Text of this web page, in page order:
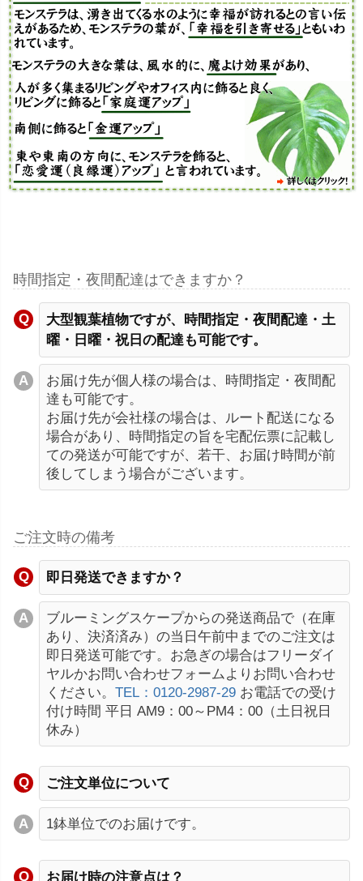
時間指定・夜間配達はできますか？
大型観葉植物ですが、時間指定・夜間配達・土
曜・日曜・祝日の配達も可能です。
お届け先が個人様の場合は、時間指定・夜間配
達も可能です。
お届け先が会社様の場合は、ルート配送になる
場合があり、時間指定の旨を宅配伝票に記載し
ての発送が可能ですが、若干、お届け時間が前
後してしまう場合がございます。
ご注文時の備考
即日発送できますか？
ブルーミングスケープからの発送商品で（在庫
あり、決済済み）の当日午前中までのご注文は
即日発送可能です。お急ぎの場合はフリーダイ
ヤルかお問い合わせフォームよりお問い合わせ
ください。 TEL：0120-2987-29 お電話での受け
付け時間 平日 AM9：00～PM4：00（土日祝日
休み）
ご注文単位について
1鉢単位でのお届けです。
お届け時の注意点は？